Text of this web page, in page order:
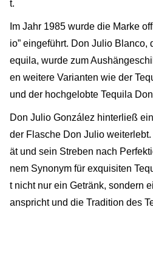
t.
Im Jahr 1985 wurde die Marke
io” eingeführt. Don Julio Blanco,
equila, wurde zum
en weitere Varianten wie der
und der hochgelobte Tequila
Don Julio González hinterließ
der Flasche Don Julio
ät und sein Streben nach
nem Synonym für exquisiten
t nicht nur ein Getränk, sondern
anspricht und die Tradition des